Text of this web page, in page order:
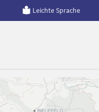
Leichte Sprache